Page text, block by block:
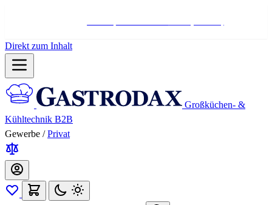
Direkt zum Inhalt
Großküchen- &
Kühltechnik B2B
Gewerbe / Privat